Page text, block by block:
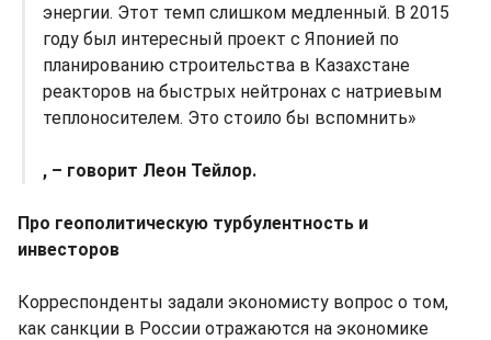
энергии. Этот темп слишком медленный. В 2015
году был интересный проект с Японией по
планированию строительства в Казахстане
реакторов на быстрых нейтронах с натриевым
теплоносителем. Это стоило бы вспомнить»
, – говорит Леон Тейлор.
Про геополитическую турбулентность и
инвесторов
Корреспонденты задали экономисту вопрос о том,
как санкции в России отражаются на экономике